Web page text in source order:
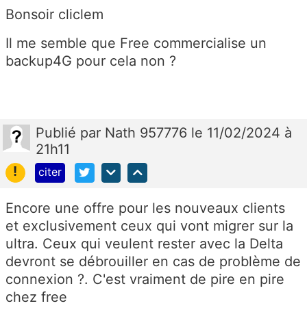
Bonsoir cliclem
Il me semble que Free commercialise un
backup4G pour cela non ?
Publié par Nath 957776 le 11/02/2024 à
21h11
!
citer
Encore une offre pour les nouveaux clients
et exclusivement ceux qui vont migrer sur la
ultra. Ceux qui veulent rester avec la Delta
devront se débrouiller en cas de problème de
connexion ?. C'est vraiment de pire en pire
chez free